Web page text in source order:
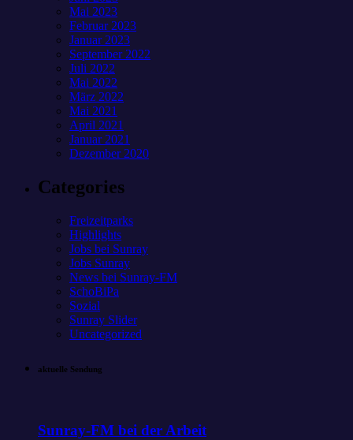
Mai 2023
Februar 2023
Januar 2023
September 2022
Juli 2022
Mai 2022
März 2022
Mai 2021
April 2021
Januar 2021
Dezember 2020
Categories
Freizeitparks
Highlights
Jobs bei Sunray
Jobs Sunray
News bei Sunray-FM
SchoBiPa
Sozial
Sunray Slider
Uncategorized
aktuelle Sendung
Sunray-FM bei der Arbeit